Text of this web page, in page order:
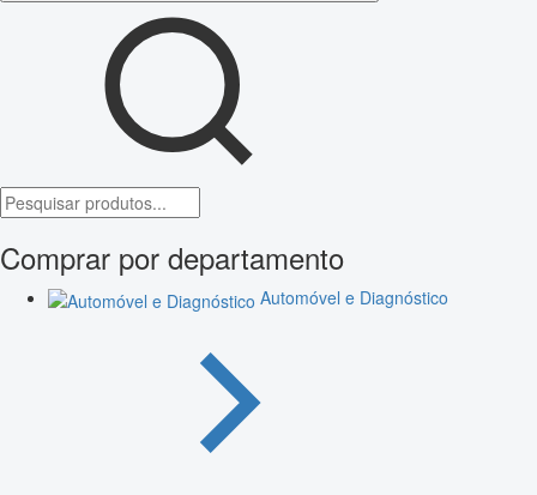
Comprar por departamento
Automóvel e Diagnóstico